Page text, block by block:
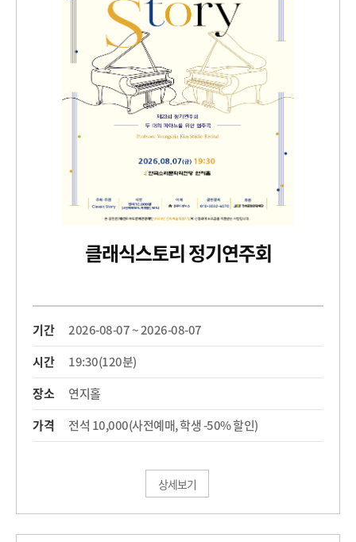
클래식스토리 정기연주회
기간
2026-08-07 ~ 2026-08-07
시간
19:30(120분)
장소
연지홀
가격
전석 10,000(사전예매, 학생 -50% 할인)
상세보기